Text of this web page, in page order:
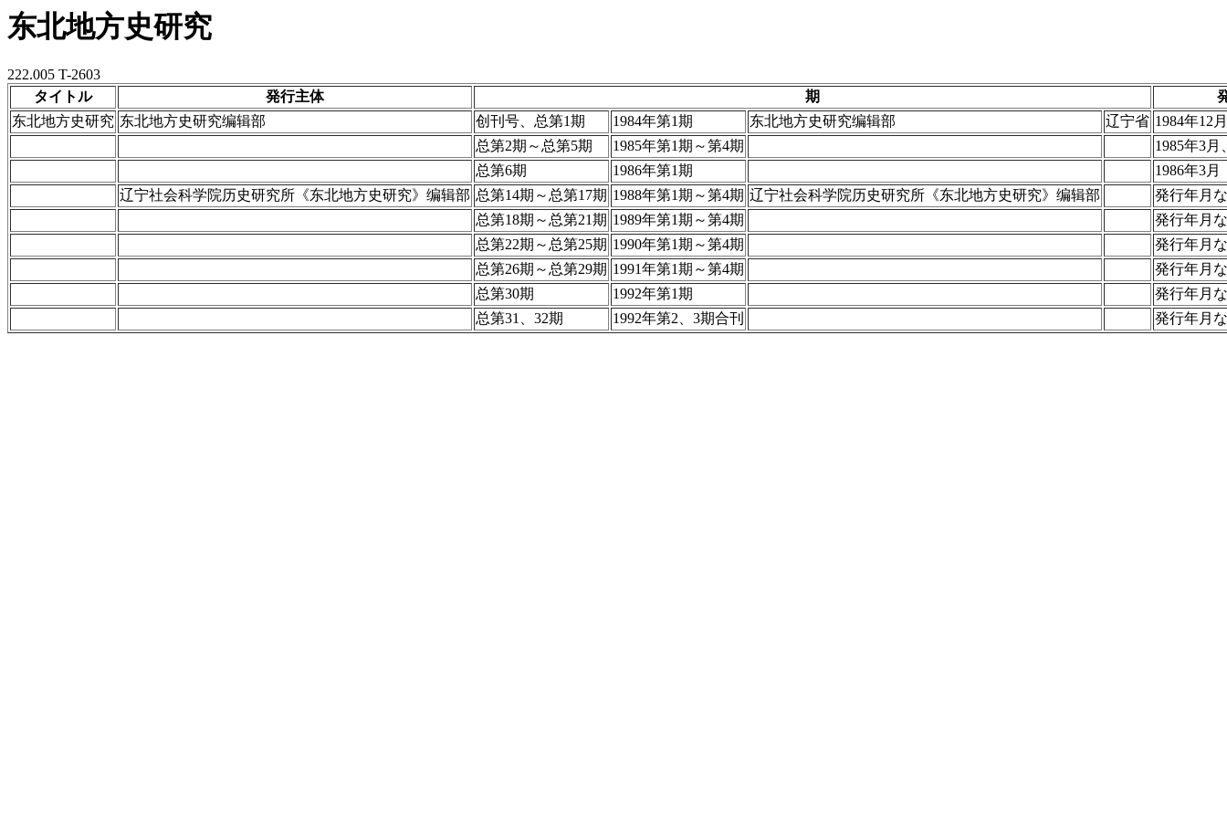
东北地方史研究
222.005 T-2603
タイトル
発行主体 期
东北地方史研究 东北地方史研究编辑部 创刊号、总第1期 1984年第1期 东北地方史研究编辑部 辽宁省 1984年12月
总第2期～总第5期
1985年第1期～第4期
1985年3月
总第6期
1986年第1期
1986年3月
辽宁社会科学院历史研究所《东北地方史研究》编辑部 总第14期～总第17期 1988年第1期～第4期 辽宁社会科学院历史研究所《东北地方史研究》编辑部
発行年月
总第18期～总第21期 1989年第1期～第4期
発行年月
总第22期～总第25期 1990年第1期～第4期
発行年月
总第26期～总第29期 1991年第1期～第4期
発行年月
总第30期
1992年第1期
発行年月
总第31、32期
1992年第2、3期合刊 発行年月